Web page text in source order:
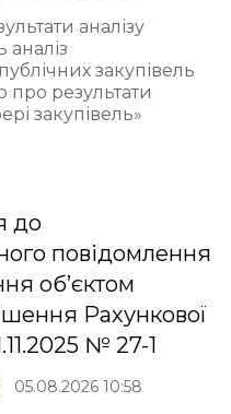
аналізу
аналіз
закупівель
про результати
закупівель»
до
повідомлення
об’єктом
Рахункової
№ 27-1
05.08.2026 10:58